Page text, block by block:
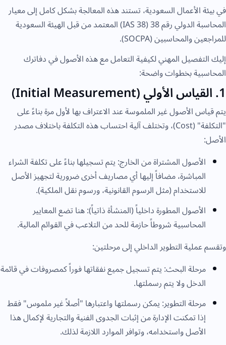
في بيئة الأعمال السعودية، تستند هذه المعالجة بشكل كامل إلى معيار
المحاسبة الدولي رقم 38 (IAS 38) المعتمد من قبل الهيئة السعودية
للمراجعين والمحاسبين (SOCPA).
إليك التفصيل المهني لكيفية التعامل مع هذه الأصول في دفاترك
المحاسبية بخطوات واضحة:
1. القياس الأولي (Initial Measurement)
يتم قياس الأصول غير الملموسة عند الاعتراف بها لأول مرة بناءً على
"التكلفة" (Cost)، وتختلف آلية احتساب هذه التكلفة باختلاف مصدر
الأصل:
الأصول المشتراة من الخارج: يتم تسجيلها بناءً على تكلفة الشراء
المباشرة، مضافاً إليها أي مصاريف أخرى ضرورية لتجهيز الأصل
للاستخدام (مثل الرسوم القانونية، ورسوم نقل الملكية).
الأصول المطورة داخلياً (المنشأة ذاتياً): هنا تضع المعايير
المحاسبية شروطاً حازمة للحد من التلاعب في القوائم المالية.
وتقسم عملية التطوير الداخلي إلى مرحلتين:
مرحلة البحث: يتم تسجيل جميع نفقاتها فوراً كمصروفات في قائمة
الدخل ولا يتم رسملتها.
مرحلة التطوير: يمكن رسملتها واعتبارها "أصلاً غير ملموس" فقط
إذا تمكنت الإدارة من إثبات الجدوى الفنية والتجارية لإكمال هذا
الأصل واستخدامه، وتوافر الموارد اللازمة لذلك.